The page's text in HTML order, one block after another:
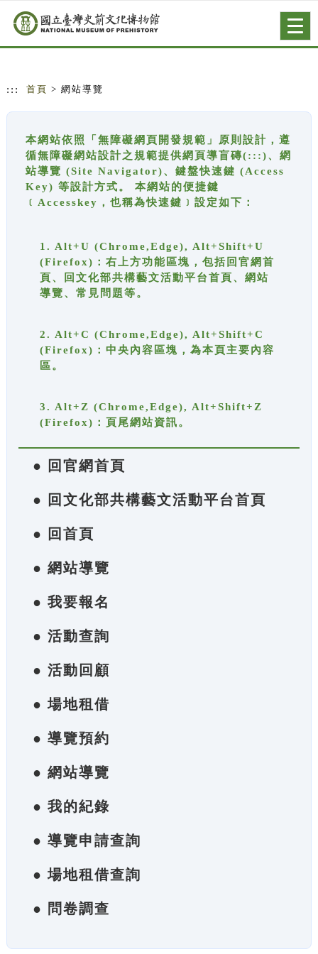
跳到主要內容
網站導覽
::: 首頁 > 網站導覽
本網站依照「無障礙網頁開發規範」原則設計，遵
循無障礙網站設計之規範提供網頁導盲磚(:::)、網
站導覽 (Site Navigator)、鍵盤快速鍵 (Access
Key) 等設計方式。 本網站的便捷鍵
﹝Accesskey，也稱為快速鍵﹞設定如下：
1. Alt+U (Chrome,Edge), Alt+Shift+U
(Firefox)：右上方功能區塊，包括回官網首
頁、回文化部共構藝文活動平台首頁、網站
導覽、常見問題等。
2. Alt+C (Chrome,Edge), Alt+Shift+C
(Firefox)：中央內容區塊，為本頁主要內容
區。
3. Alt+Z (Chrome,Edge), Alt+Shift+Z
(Firefox)：頁尾網站資訊。
● 回官網首頁
● 回文化部共構藝文活動平台首頁
● 回首頁
● 網站導覽
● 我要報名
● 活動查詢
● 活動回顧
● 場地租借
● 導覽預約
● 網站導覽
● 我的紀錄
● 導覽申請查詢
● 場地租借查詢
● 問卷調查